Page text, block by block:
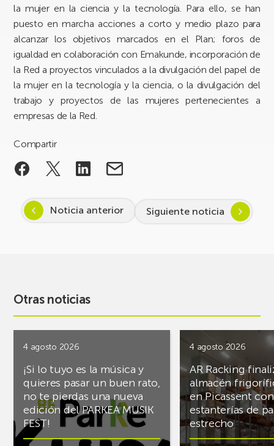
la mujer en la ciencia y la tecnología. Para ello, se han
puesto en marcha acciones a corto y medio plazo para
alcanzar los objetivos marcados en el Plan; foros de
igualdad en colaboración con Emakunde, incorporación de
la Red a proyectos vinculados a la divulgación del papel de
la mujer en la tecnología y la ciencia, o la divulgación del
trabajo y proyectos de las mujeres pertenecientes a
empresas de la Red.
Compartir
Noticia anterior Siguiente noticia
Otras noticias
4 agosto 2026
¡Si lo tuyo es la música y
quieres pasar un buen rato,
no te pierdas una nueva
edición del PARKEA MUSIK
FEST!
4 agosto 2026
AR Racking
almacén
en Picassent con
estanterías de
estrecho